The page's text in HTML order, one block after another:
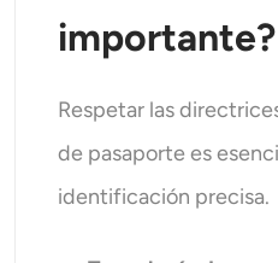
importante?
Respetar las
de pasaporte es
identificación precisa.